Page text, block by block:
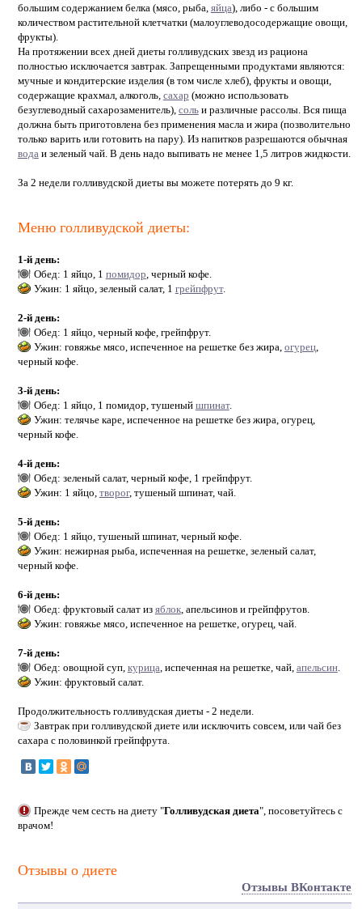
большим содержанием белка (мясо, рыба, яйца), либо - с большим
количеством растительной клетчатки (малоуглеводосодержащие овощи,
фрукты).
На протяжении всех дней диеты голливудских звезд из рациона
полностью исключается завтрак. Запрещенными продуктами являются:
мучные и кондитерские изделия (в том числе хлеб), фрукты и овощи,
содержащие крахмал, алкоголь, сахар (можно использовать
безуглеводный сахарозаменитель), сольи различные рассолы. Вся пища
должна быть приготовлена без применения масла и жира (позволительно
только варить или готовить на пару). Из напитков разрешаются обычная
вода и зеленый чай. В день надо выпивать не менее 1,5 литров жидкости.
За 2 недели голливудской диеты вы можете потерять до 9 кг.
Меню голливудской диеты:
1-й день:
Обед: 1 яйцо, 1 помидор , черный кофе.
Ужин: 1 яйцо, зеленый салат, 1 грейпфрут.
2-й день:
Обед: 1 яйцо, черный кофе, грейпфрут.
Ужин: говяжье мясо, испеченное на решетке без жира, огурец,
черный кофе.
3-й день:
Обед: 1 яйцо, 1 помидор, тушеный шпинат.
Ужин: телячье каре, испеченное на решетке без жира, огурец,
черный кофе.
4-й день:
Обед: зеленый салат, черный кофе, 1 грейпфрут.
Ужин: 1 яйцо, творог, тушеный шпинат, чай.
5-й день:
Обед: 1 яйцо, тушеный шпинат, черный кофе.
Ужин: нежирная рыба, испеченная на решетке, зеленый салат,
черный кофе.
6-й день:
Обед: фруктовый салат из яблок, апельсинов и грейпфрутов.
Ужин: говяжье мясо, испеченное на решетке, огурец, чай.
7-й день:
Обед: овощной суп, курица , испеченная на решетке, чай, апельсин.
Ужин: фруктовый салат.
Продолжительность голливудская диеты - 2 недели.
Завтрак при голливудской диете или исключить совсем, или чай без
сахара с половинкой грейпфрута.
Прежде чем сесть на диету "Голливудская диета", посоветуйтесь с
врачом!
Отзывы о диете
Отзывы ВКонтакте